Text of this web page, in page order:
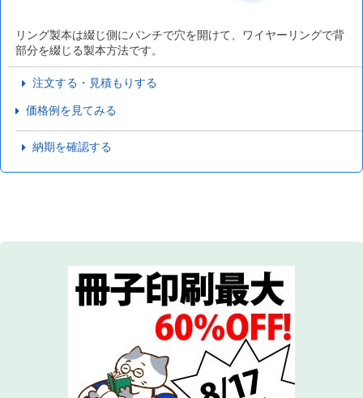
リング製本は綴じ側にパンチで穴を開けて、ワイヤーリングで背
部分を綴じる製本方法です。
注文する・見積もりする
価格例を見てみる
納期を確認する